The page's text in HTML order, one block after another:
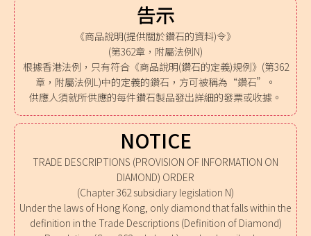
告示
《商品說明(提供關於鑽石的資料)令》
(第362章，附屬法例N)
根據香港法例，只有符合《商品說明(鑽石的定義)規例》(第362
章，附屬法例L)中的定義的鑽石，方可被稱為“鑽石”。
供應人須就所供應的每件鑽石製品發出詳細的發票或收據。
NOTICE
TRADE DESCRIPTIONS (PROVISION OF INFORMATION ON
DIAMOND) ORDER
(Chapter 362 subsidiary legislation N)
Under the laws of Hong Kong, only diamond that falls within the
definition in the Trade Descriptions (Definition of Diamond)